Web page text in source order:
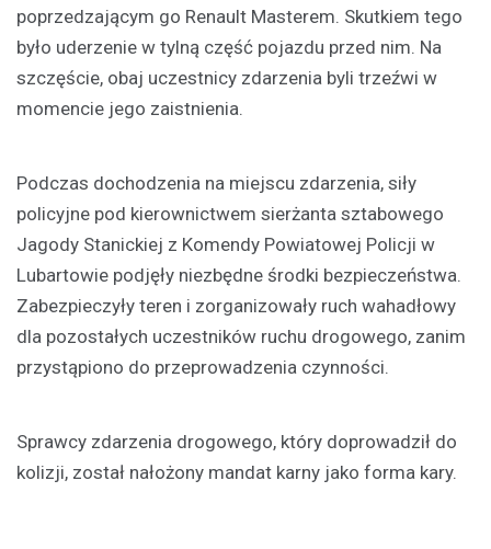
poprzedzającym go Renault Masterem. Skutkiem tego
było uderzenie w tylną część pojazdu przed nim. Na
szczęście, obaj uczestnicy zdarzenia byli trzeźwi w
momencie jego zaistnienia.
Podczas dochodzenia na miejscu zdarzenia, siły
policyjne pod kierownictwem sierżanta sztabowego
Jagody Stanickiej z Komendy Powiatowej Policji w
Lubartowie podjęły niezbędne środki bezpieczeństwa.
Zabezpieczyły teren i zorganizowały ruch wahadłowy
dla pozostałych uczestników ruchu drogowego, zanim
przystąpiono do przeprowadzenia czynności.
Sprawcy zdarzenia drogowego, który doprowadził do
kolizji, został nałożony mandat karny jako forma kary.